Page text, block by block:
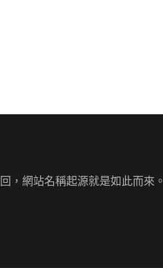
，網站名稱起源就是如此而來。